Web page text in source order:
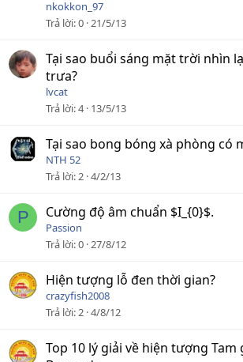
nkokkon_97
Trả lời 0 21/5/13
Tại sao buổi sáng mặt trời nhìn
trưa?
lvcat
Trả lời 4 13/5/13
Tại sao bong bóng xà phòng có
NTH 52
Trả lời 2 4/2/13
P Cường độ âm chuẩn $I_{0}$.
Passion
Trả lời 0 27/8/12
Hiện tượng lỗ đen thời gian?
crazyfish2008
Trả lời 2 4/8/12
Top 10 lý giải về hiện tượng Tam